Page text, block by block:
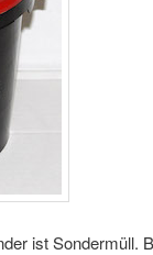
ist Sondermüll.